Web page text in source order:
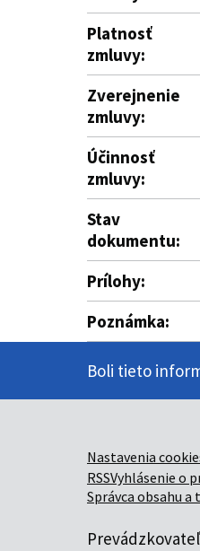
Platnosť
zmluvy:
Zverejnenie
zmluvy:
Účinnosť
zmluvy:
Stav
dokumentu:
Prílohy:
Poznámka:
Boli tieto
Nastavenia
RSSVyhlásenie o
Správca obsahu